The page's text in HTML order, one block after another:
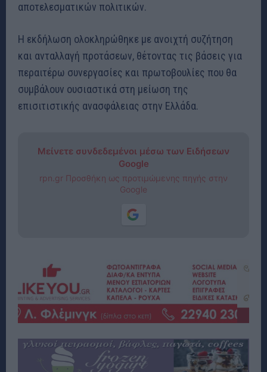
αποτελεσματικών πολιτικών.
Η εκδήλωση ολοκληρώθηκε με ανοιχτή συζήτηση
και ανταλλαγή προτάσεων, θέτοντας τις βάσεις για
περαιτέρω συνεργασίες και πρωτοβουλίες που θα
συμβάλουν ουσιαστικά στη μείωση της
επισιτιστικής ανασφάλειας στην Ελλάδα.
Μείνετε συνδεδεμένοι μέσω των Ειδήσεων
Google
rpn.gr Προσθήκη ως προτιμώμενης πηγής στην
Google